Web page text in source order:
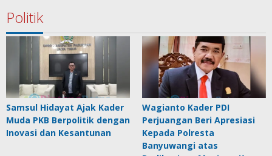
Politik
Samsul Hidayat Ajak Kader
Muda PKB Berpolitik dengan
Inovasi dan Kesantunan
Wagianto Kader PDI
Perjuangan Beri Apresiasi
Kepada Polresta
Banyuwangi atas